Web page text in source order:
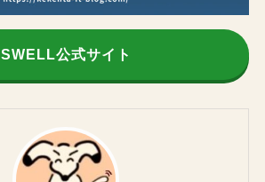
SWELL公式サイト